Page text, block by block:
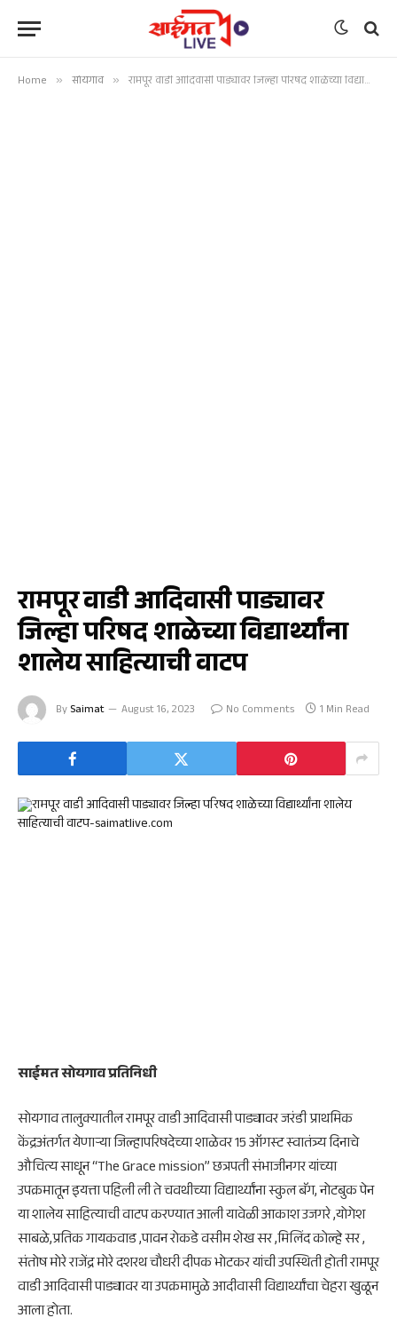
Home » सोयगाव » रामपूर वाडी आदिवासी पाड्यावर जिल्हा परिषद शाळेच्या विद्यार्थ्यांना शालेय साहित्याची वाटप
रामपूर वाडी आदिवासी पाड्यावर
जिल्हा परिषद शाळेच्या विद्यार्थ्यांना
शालेय साहित्याची वाटप
By Saimat August 16, 2023 No Comments 1 Min Read
साईमत सोयगाव प्रतिनिधी
सोयगाव तालुक्यातील रामपूर वाडी आदिवासी पाड्यावर जरंडी प्राथमिक
केंद्रअंतर्गत येणाऱ्या जिल्हापरिषदेच्या शाळेवर 15 ऑगस्ट स्वातंत्र्य दिनाचे
औचित्य साधून “The Grace mission” छत्रपती संभाजीनगर यांच्या
उपक्रमातून इयत्ता पहिली ली ते चवथीच्या विद्यार्थ्यांना स्कुल बॅग, नोटबुक पेन
या शालेय साहित्याची वाटप करण्यात आली यावेळी आकाश उजगरे ,योगेश
साबळे,प्रतिक गायकवाड ,पावन रोकडे वसीम शेख सर ,मिलिंद कोल्हे सर ,
संतोष मोरे राजेंद्र मोरे दशरथ चौधरी दीपक भोटकर यांची उपस्थिती होती रामपूर
वाडी आदिवासी पाड्यावर या उपक्रमामुळे आदीवासी विद्यार्थ्यांचा चेहरा खुळून
आला होता.